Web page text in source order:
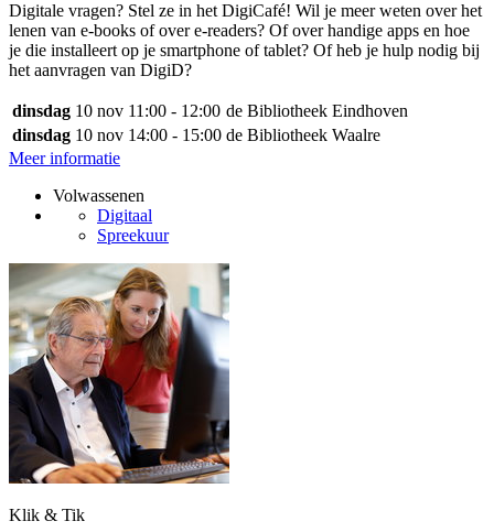
Digitale vragen? Stel ze in het DigiCafé! Wil je meer weten over het
lenen van e-books of over e-readers? Of over handige apps en hoe
je die installeert op je smartphone of tablet? Of heb je hulp nodig bij
het aanvragen van DigiD?
dinsdag 10 nov 11:00 - 12:00 de Bibliotheek Eindhoven
dinsdag 10 nov 14:00 - 15:00 de Bibliotheek Waalre
Meer informatie
Volwassenen
Digitaal
Spreekuur
Klik & Tik